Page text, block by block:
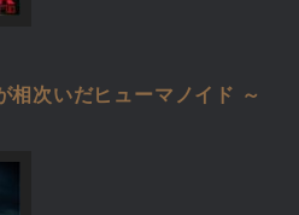
相次いだヒューマノイド ～